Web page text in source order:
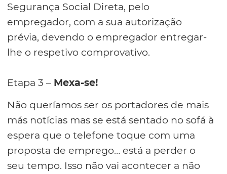
Segurança Social Direta, pelo
empregador, com a sua autorização
prévia, devendo o empregador entregar-
lhe o respetivo comprovativo.
Etapa 3 – Mexa-se!
Não queríamos ser os portadores de mais
más notícias mas se está sentado no sofá à
espera que o telefone toque com uma
proposta de emprego… está a perder o
seu tempo. Isso não vai acontecer a não